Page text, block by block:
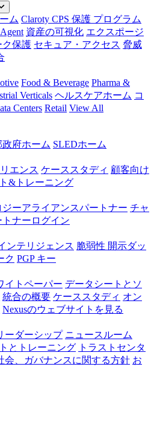
ム Claroty CPS 保護 プログラム
資産の可視化 エクスポージ
ク保護 セキュア・アクセス 脅威
Food & Beverage Pharma &
Verticals ヘルスケアホーム コ
Centers Retail View All
政府ホーム SLEDホーム
エンス ケーススタディ 顧客向け
&トレーニング
ジーアライアンスパートナー チャ
トナーログイン
ンテリジェンス 脆弱性 開示ダッ
ク PGP キー
イトペーパー データシートとソ
統合の概要 ケーススタディ オン
Nexusのウェブサイトを見る
ーダーシップ ニュースルーム
とトレーニング トラストセンタ
会、ガバナンスに関する方針 お